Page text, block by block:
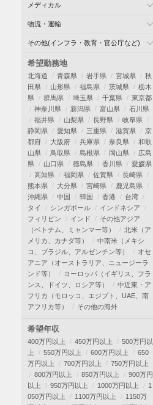
メディカル
物流・運輸
その他(インフラ・教育・官公庁など)
希望勤務地
北海道 青森県 岩手県 宮城県
秋
田県
山形県 福島県 茨城県
栃木
県
群馬県 埼玉県 千葉県
東京都
神奈川県
新潟県 富山県
石川県
福井県
山梨県 長野県
岐阜県
静岡県
愛知県 三重県 滋賀県
京
都府
大阪府 兵庫県 奈良県
和歌
山県
鳥取県 島根県 岡山県
広島
県
山口県 徳島県 香川県
愛媛県
高知県
福岡県 佐賀県
長崎県
熊本県
大分県 宮崎県
鹿児島県
沖縄県
中国 韓国 香港
台湾
タイ
シンガポール
インドネシア
フィリピン
インド
その他アジア
（ベトナム、ミャンマー等）
北米（ア
メリカ、カナダ等）
中南米（メキシ
コ、ブラジル、アルゼンチン等）
オセ
アニア（オーストラリア、ニュージーラ
ンド等）
ヨーロッパ（イギリス、フラ
ンス、ドイツ、ロシア等）
中近東・ア
フリカ（モロッコ、エジプト、UAE、南
アフリカ等）
その他の海外
希望年収
400万円以上 450万円以上
500万円以
上
550万円以上 600万円以上
650
万円以上
700万円以上
750万円以上
800万円以上
850万円以上
900万円
以上
950万円以上 1000万円以上
1
050万円以上
1100万円以上
1150万